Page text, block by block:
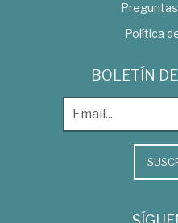
Política
BOLETÍN